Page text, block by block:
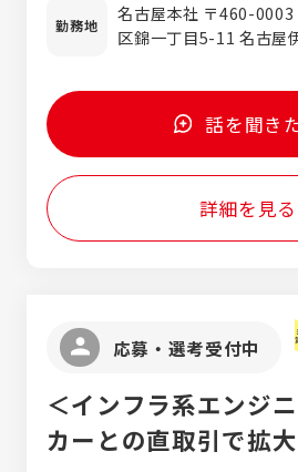
げ・生産準備業務 加工
ライン構成・生産設備の
生産性向上・品質安定
善活動 品質標準書・検
方法の検討 要求される
の工程設定 生産ライン
イム設計 自働化・省人
設備メーカーとの打ち合
勤務地
名古屋本社 〒460-
区錦一丁目5-11 名古屋
141-0032 東京都品川
崎ビル18F または「東海・関東・関西のクラ
イアント先」 ※勤務地
します。 ※転勤はあり
話を聞き
詳細を見る
応募・選考受付中
＜インフラ系エンジ
カーとの直取引で拡大